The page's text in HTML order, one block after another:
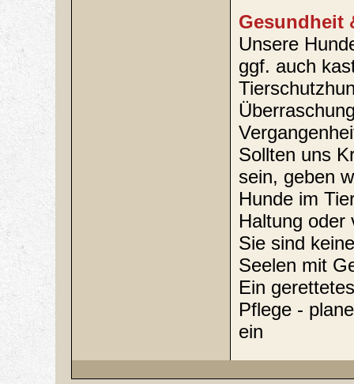
Gesundheit
Unsere
ggf. auch
Sollten uns
sein, geben
Hunde im
Haltung oder
Sie sind
Seelen mit
Ein
Pflege -
ein